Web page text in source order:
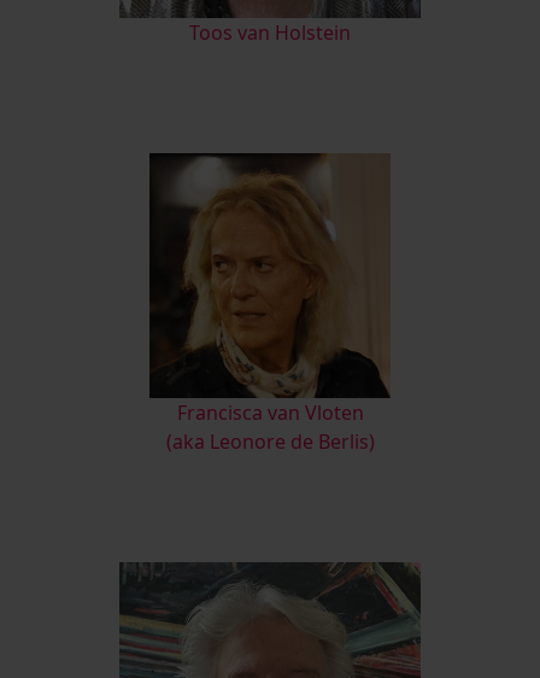
Toos van Holstein
Francisca van Vloten
(aka Leonore de Berlis)